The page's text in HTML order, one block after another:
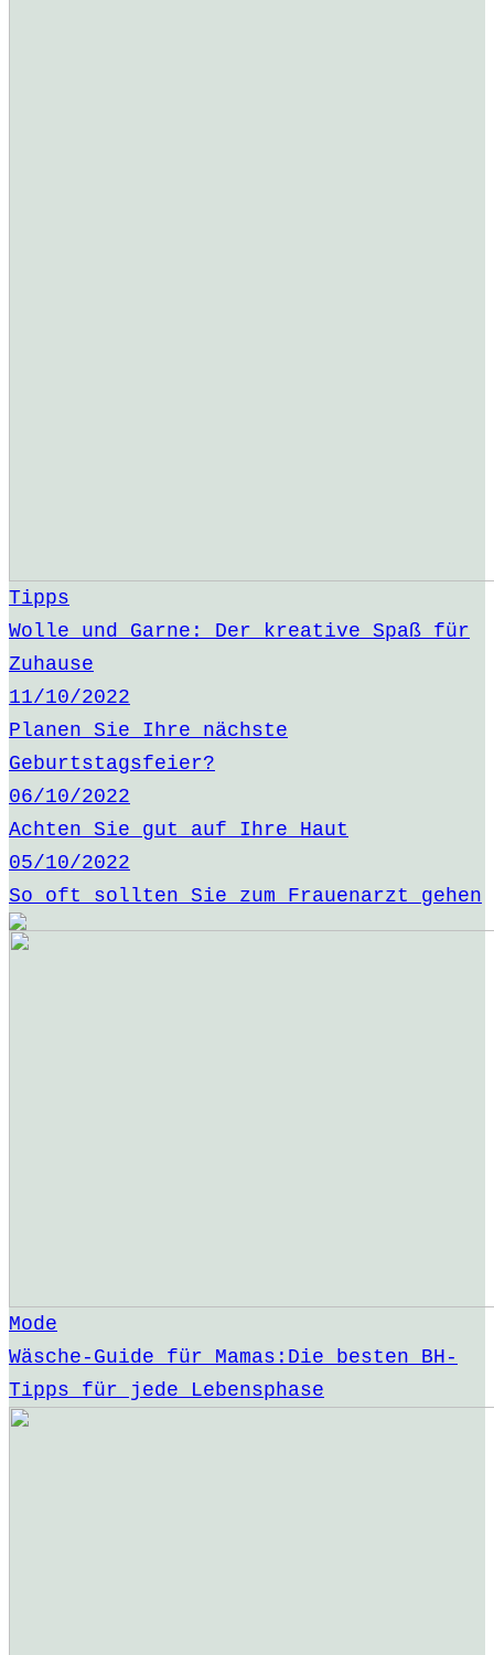
Tipps
Wolle und Garne: Der kreative Spaß für
Zuhause
11/10/2022
Planen Sie Ihre nächste
Geburtstagsfeier?
06/10/2022
Achten Sie gut auf Ihre Haut
05/10/2022
So oft sollten Sie zum Frauenarzt gehen
Mode
Wäsche-Guide für Mamas:Die besten BH-
Tipps für jede Lebensphase